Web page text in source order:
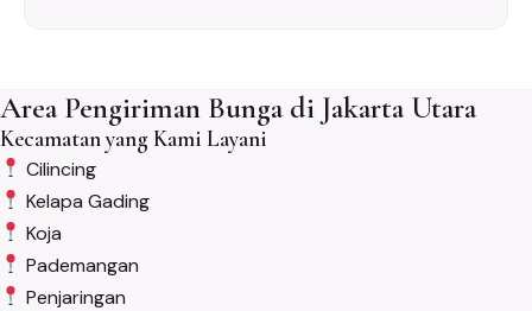
Area Pengiriman Bunga di Jakarta Utara
Kecamatan yang Kami Layani
Cilincing
Kelapa Gading
Koja
Pademangan
Penjaringan